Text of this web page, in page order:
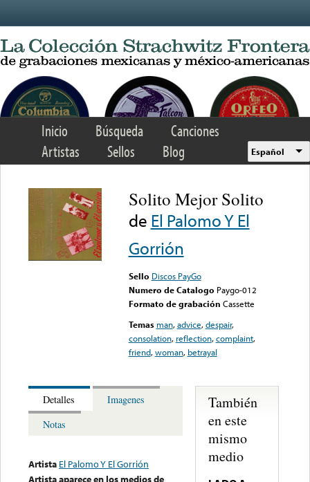
Inicio Búsqueda
Canciones
Artistas
Sellos Blog Español
Solito Mejor Solito
de El Palomo Y El
Gorrión
Sello Discos PayGo
Numero de Catalogo Paygo-012
Formato de grabación Cassette
Temas man,advice,despair,
consolation, reflection,complaint,
friend,woman, betrayal
Detalles
Imagenes
Notas
Artista El Palomo Y El Gorrión
Artista aparece en los medios de
También
en este
mismo
medio